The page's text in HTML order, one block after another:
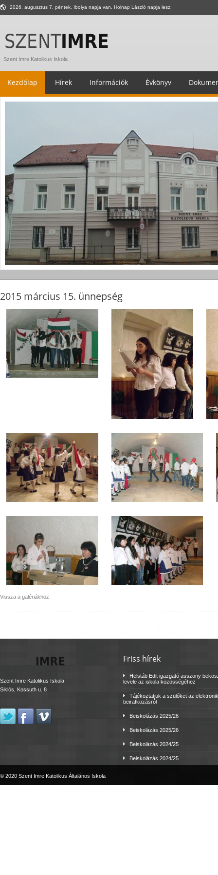
2026. augusztus 7. péntek, Ibolya napja van. Holnap László napja lesz.
Szent Imre Katolikus Iskola
Kezdőlap Hírek Információk Évkönyv
2015 március 15. ünnepség
Vissza a galériákhoz
Szent Imre Katolikus Iskola
Siklós, Kossuth u. 8
Friss hírek
Helstáb Edit igazgató asszony
levele az iskola közösségéhez
Tájékoztatjuk a szülőket az
beiratkozásról
Beiskolázás 2025/26
Beiskolázás 2025/26
Beiskolázás 2024/25
Beiskolázás 2024/25
© 2020 Szent Imre Katolikus Általános Iskola